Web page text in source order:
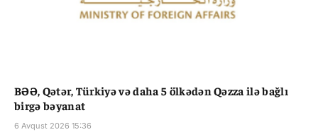
BƏƏ, Qətər, Türkiyə və daha 5 ölkədən Qəzza ilə bağlı
birgə bəyanat
6 Avqust 2026 15:36